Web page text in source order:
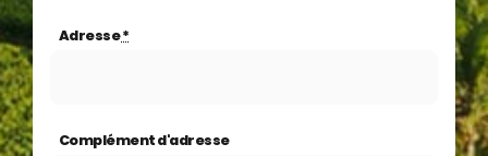
Adresse*
Complément d'adresse